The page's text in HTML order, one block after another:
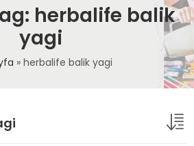
herbalife balik
yagi
» herbalife balik yagi